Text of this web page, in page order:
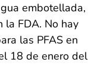
embotellada,
la FDA. No hay
las PFAS en
18 de enero del